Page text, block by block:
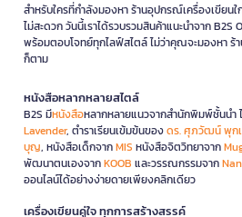
สำหรับใครที่กำลังมองหา ร้านอุปกรณ์เครื่องเขียน
ไม่สะดวก วันนี้เราได้รวบรวมสินค้าแนะนำจาก
พร้อมตอบโจทย์ทุกไลฟ์สไตล์ ไม่ว่าคุณจะมองหา ร้
ก็ตาม
หนังสือหลากหลายสไตล์
B2S มีหนังสือหลากหลายแนวจากสำนักพิมพ์ชั้นนำ
Lavender, ตำราเรียนเข้มข้นของดร. ศุภวัฒน์ พุก
บุญ, หนังสือเด็กจากMIS หนังสือจิตวิทยาจาก
พัฒนาตนเองจากKOOB และวรรณกรรมจาก
ออนไลน์ได้อย่างง่ายดายเพียงคลิกเดียว
เครื่องเขียนคู่ใจ ทุกการสร้างสรรค์